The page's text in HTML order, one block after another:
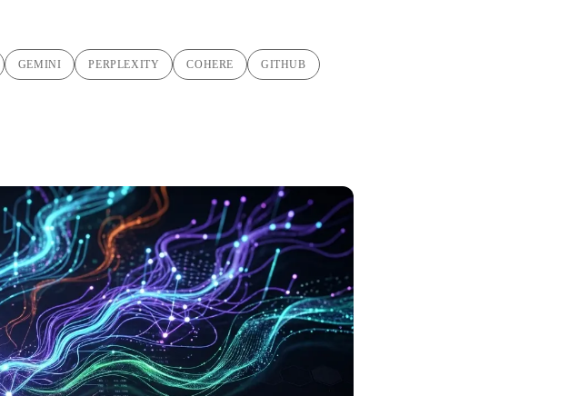
GEMINI PERPLEXITY COHERE GITHUB